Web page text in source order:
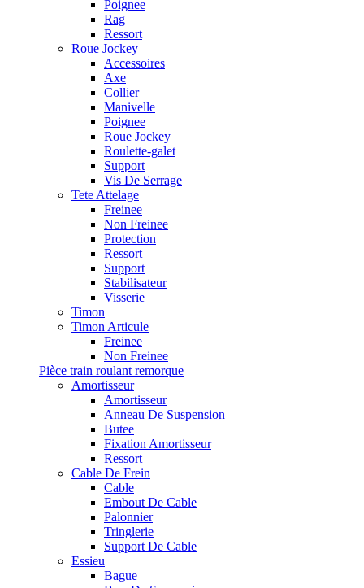
Poignee
Rag
Ressort
Roue Jockey
Accessoires
Axe
Collier
Manivelle
Poignee
Roue Jockey
Roulette-galet
Support
Vis De Serrage
Tete Attelage
Freinee
Non Freinee
Protection
Ressort
Support
Stabilisateur
Visserie
Timon
Timon Articule
Freinee
Non Freinee
Pièce train roulant remorque
Amortisseur
Amortisseur
Anneau De Suspension
Butee
Fixation Amortisseur
Ressort
Cable De Frein
Cable
Embout De Cable
Palonnier
Tringlerie
Support De Cable
Essieu
Bague